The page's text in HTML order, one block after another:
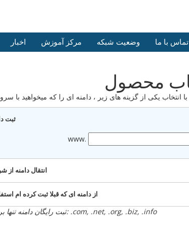
اخبار مرکز آموزش وضعیت شبکه تماس با ما
ثبت
www.
انتقال دامنه از
از دامنه ای که قبلا ثبت کرده ام
ثبت رایگان دامنه تنها برای افزایش موارد زیر بکار رود: .com, .net, .org, .biz, .info